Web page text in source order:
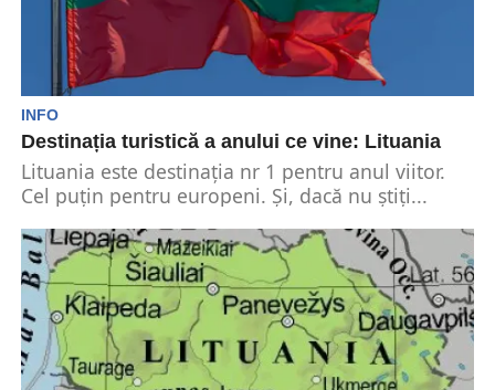
INFO
Destinația turistică a anului ce vine: Lituania
Lituania este destinația nr 1 pentru anul viitor.
Cel puțin pentru europeni. Și, dacă nu știți...